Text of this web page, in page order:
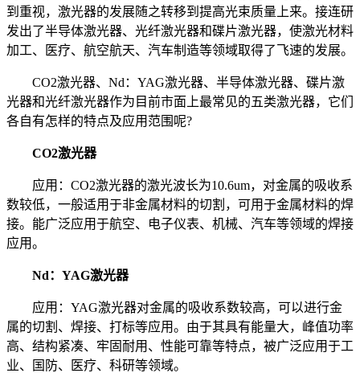
到重视，激光器的发展随之转移到提高光束质量上来。接连研
发出了半导体激光器、光纤激光器和碟片激光器，使激光材料
加工、医疗、航空航天、汽车制造等领域取得了飞速的发展。
CO2激光器、Nd：YAG激光器、半导体激光器、碟片激
光器和光纤激光器作为目前市面上最常见的五类激光器，它们
各自有怎样的特点及应用范围呢?
CO2激光器
应用：CO2激光器的激光波长为10.6um，对金属的吸收系
数较低，一般适用于非金属材料的切割，可用于金属材料的焊
接。能广泛应用于航空、电子仪表、机械、汽车等领域的焊接
应用。
Nd：YAG激光器
应用：YAG激光器对金属的吸收系数较高，可以进行金
属的切割、焊接、打标等应用。由于其具有能量大，峰值功率
高、结构紧凑、牢固耐用、性能可靠等特点，被广泛应用于工
业、国防、医疗、科研等领域。